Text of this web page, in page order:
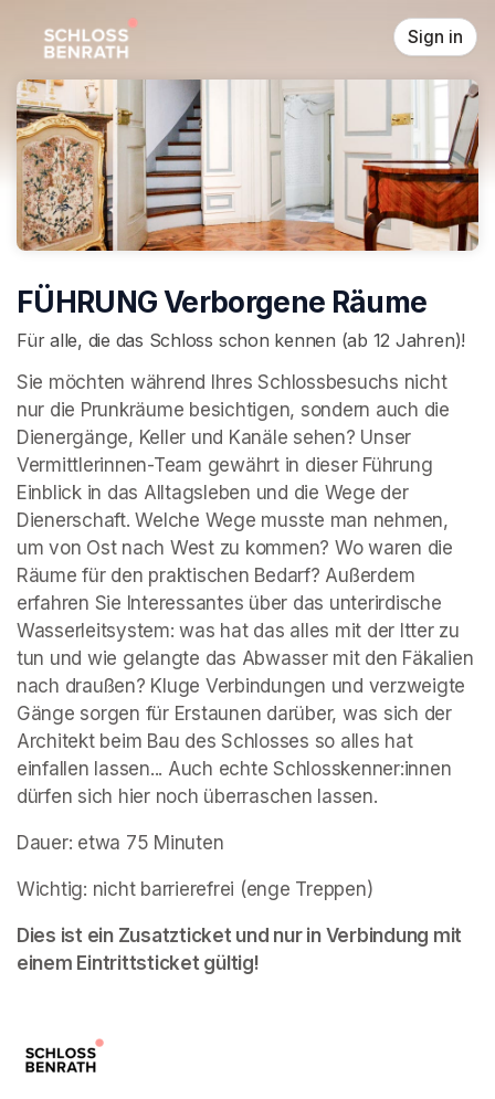
Sign in
FÜHRUNG Verborgene Räume
Für alle, die das Schloss schon kennen (ab 12 Jahren)!
Sie möchten während Ihres Schlossbesuchs nicht
nur die Prunkräume besichtigen, sondern auch die
Dienergänge, Keller und Kanäle sehen? Unser
Vermittlerinnen-Team gewährt in dieser Führung
Einblick in das Alltagsleben und die Wege der
Dienerschaft. Welche Wege musste man nehmen,
um von Ost nach West zu kommen? Wo waren die
Räume für den praktischen Bedarf? Außerdem
erfahren Sie Interessantes über das unterirdische
Wasserleitsystem: was hat das alles mit der Itter zu
tun und wie gelangte das Abwasser mit den Fäkalien
nach draußen? Kluge Verbindungen und verzweigte
Gänge sorgen für Erstaunen darüber, was sich der
Architekt beim Bau des Schlosses so alles hat
einfallen lassen... Auch echte Schlosskenner:innen
dürfen sich hier noch überraschen lassen.
Dauer: etwa 75 Minuten
Wichtig: nicht barrierefrei (enge Treppen)
Dies ist ein Zusatzticket und nur in Verbindung mit
einem Eintrittsticket gültig!